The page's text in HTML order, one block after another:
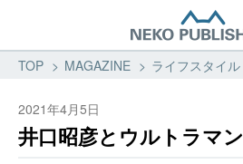
TOP MAGAZINE ライフスタイル
2021年4月5日
井口昭彦とウルトラマン